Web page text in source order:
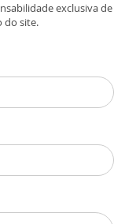
exclusiva de
do site.